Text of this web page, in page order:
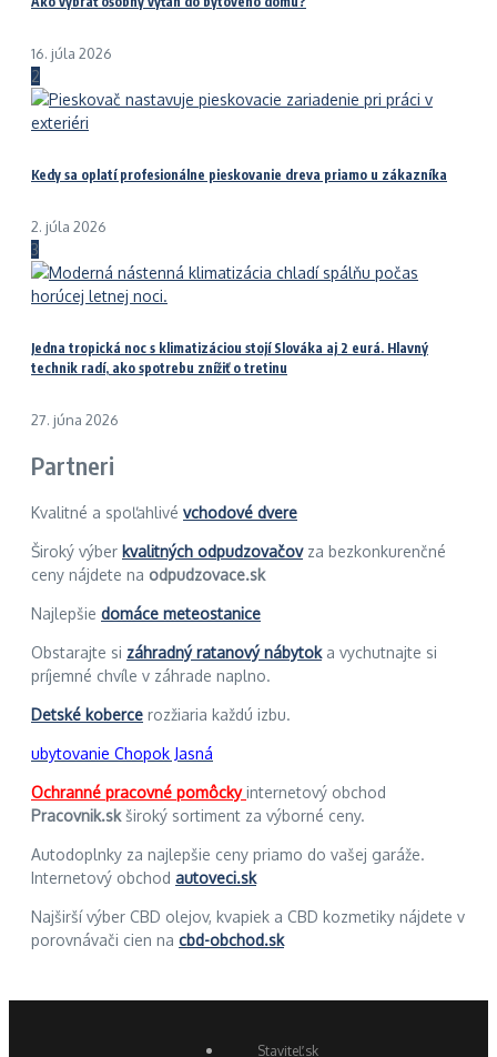
16. júla 2026
2
Kedy sa oplatí profesionálne pieskovanie dreva priamo u zákazníka
2. júla 2026
3
Jedna tropická noc s klimatizáciou stojí Slováka aj 2 eurá. Hlavný
technik radí, ako spotrebu znížiť o tretinu
27. júna 2026
Partneri
Kvalitné a spoľahlivé vchodové dvere
Široký výber kvalitných odpudzovačovza bezkonkurenčné
ceny nájdete na odpudzovace.sk
Najlepšie domáce meteostanice
Obstarajte si záhradný ratanový nábytoka vychutnajte si
príjemné chvíle v záhrade naplno.
Detské koberce rozžiaria každú izbu.
ubytovanie Chopok Jasná
Ochranné pracovné pomôckyinternetový obchod
Pracovnik.skširoký sortiment za výborné ceny.
Autodoplnky za najlepšie ceny priamo do vašej garáže.
Internetový obchod autoveci.sk
Najširší výber CBD olejov, kvapiek a CBD kozmetiky nájdete v
porovnávači cien na cbd-obchod.sk
Staviteľ.sk